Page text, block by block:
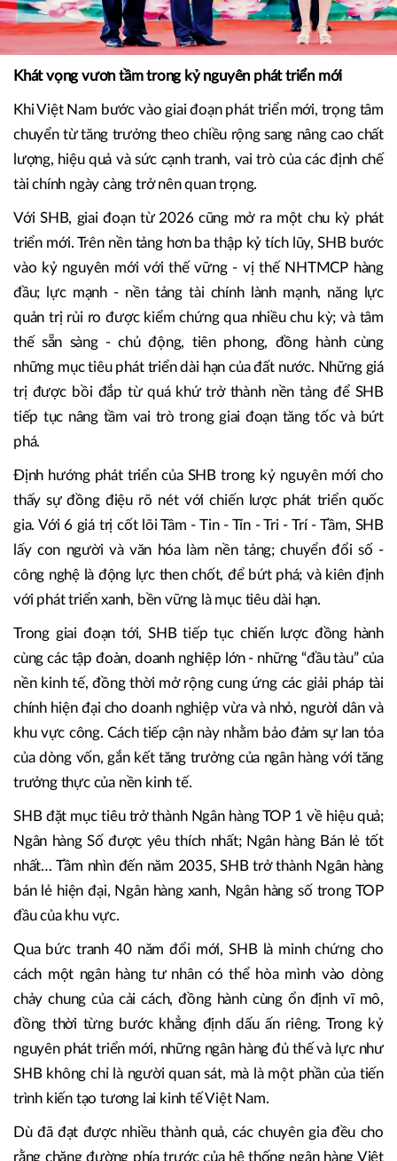
Khát vọng vươn tầm trong kỷ nguyên phát triển mới
Khi Việt Nam bước vào giai đoạn phát triển mới, trọng tâm
chuyển từ tăng trưởng theo chiều rộng sang nâng cao chất
lượng, hiệu quả và sức cạnh tranh, vai trò của các định chế
tài chính ngày càng trở nên quan trọng.
Với SHB, giai đoạn từ 2026 cũng mở ra một chu kỳ phát
triển mới. Trên nền tảng hơn ba thập kỷ tích lũy, SHB bước
vào kỷ nguyên mới với thế vững - vị thế NHTMCP hàng
đầu; lực mạnh - nền tảng tài chính lành mạnh, năng lực
quản trị rủi ro được kiểm chứng qua nhiều chu kỳ; và tâm
những mục tiêu phát triển dài hạn của đất nước. Những giá
trị được bồi đắp từ quá khứ trở thành nền tảng để SHB
tiếp tục nâng tầm vai trò trong giai đoạn tăng tốc và bứt
phá.
Định hướng phát triển của SHB trong kỷ nguyên mới cho
gia. Với 6 giá trị cốt lõi Tâm - Tin - Tín - Tri - Trí - Tầm, SHB
lấy con người và văn hóa làm nền tảng; chuyển đổi số -
công nghệ là động lực then chốt, để bứt phá; và kiên định
với phát triển xanh, bền vững là mục tiêu dài hạn.
Trong giai đoạn tới, SHB tiếp tục chiến lược đồng hành
cùng các tập đoàn, doanh nghiệp lớn - những “đầu tàu” của
chính hiện đại cho doanh nghiệp vừa và nhỏ, người dân và
khu vực công. Cách tiếp cận này nhằm bảo đảm sự lan tỏa
của dòng vốn, gắn kết tăng trưởng của ngân hàng với tăng
trưởng thực của nền kinh tế.
Ngân hàng Số được yêu thích nhất; Ngân hàng Bán lẻ tốt
nhất… Tầm nhìn đến năm 2035, SHB trở thành Ngân hàng
bán lẻ hiện đại, Ngân hàng xanh, Ngân hàng số trong TOP
đầu của khu vực.
Qua bức tranh 40 năm đổi mới, SHB là minh chứng cho
cách một ngân hàng tư nhân có thể hòa mình vào dòng
đồng thời từng bước khẳng định dấu ấn riêng. Trong kỷ